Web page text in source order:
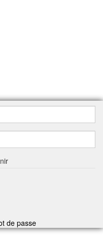
de passe